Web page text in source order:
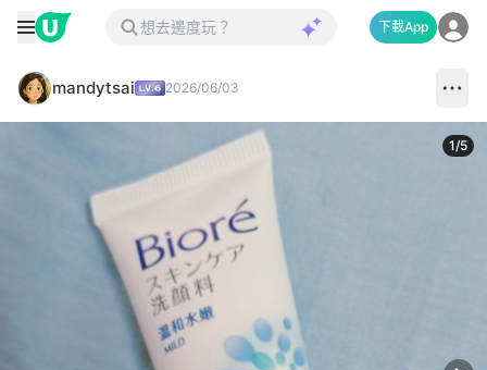
下載App
mandytsai 2026/06/03
1/5